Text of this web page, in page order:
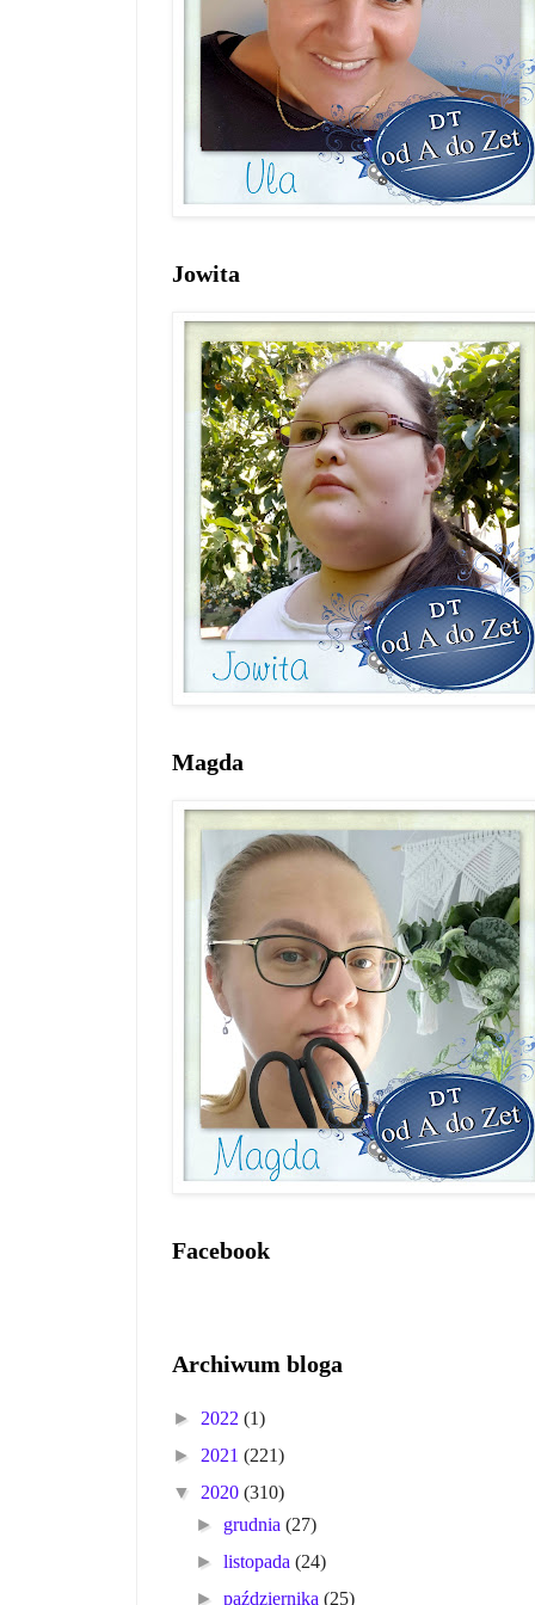
Jowita
Magda
Facebook
Archiwum bloga
► 2022 (1)
► 2021 (221)
▼ 2020 (310)
► grudnia(27)
►listopada(24)
►października(25)